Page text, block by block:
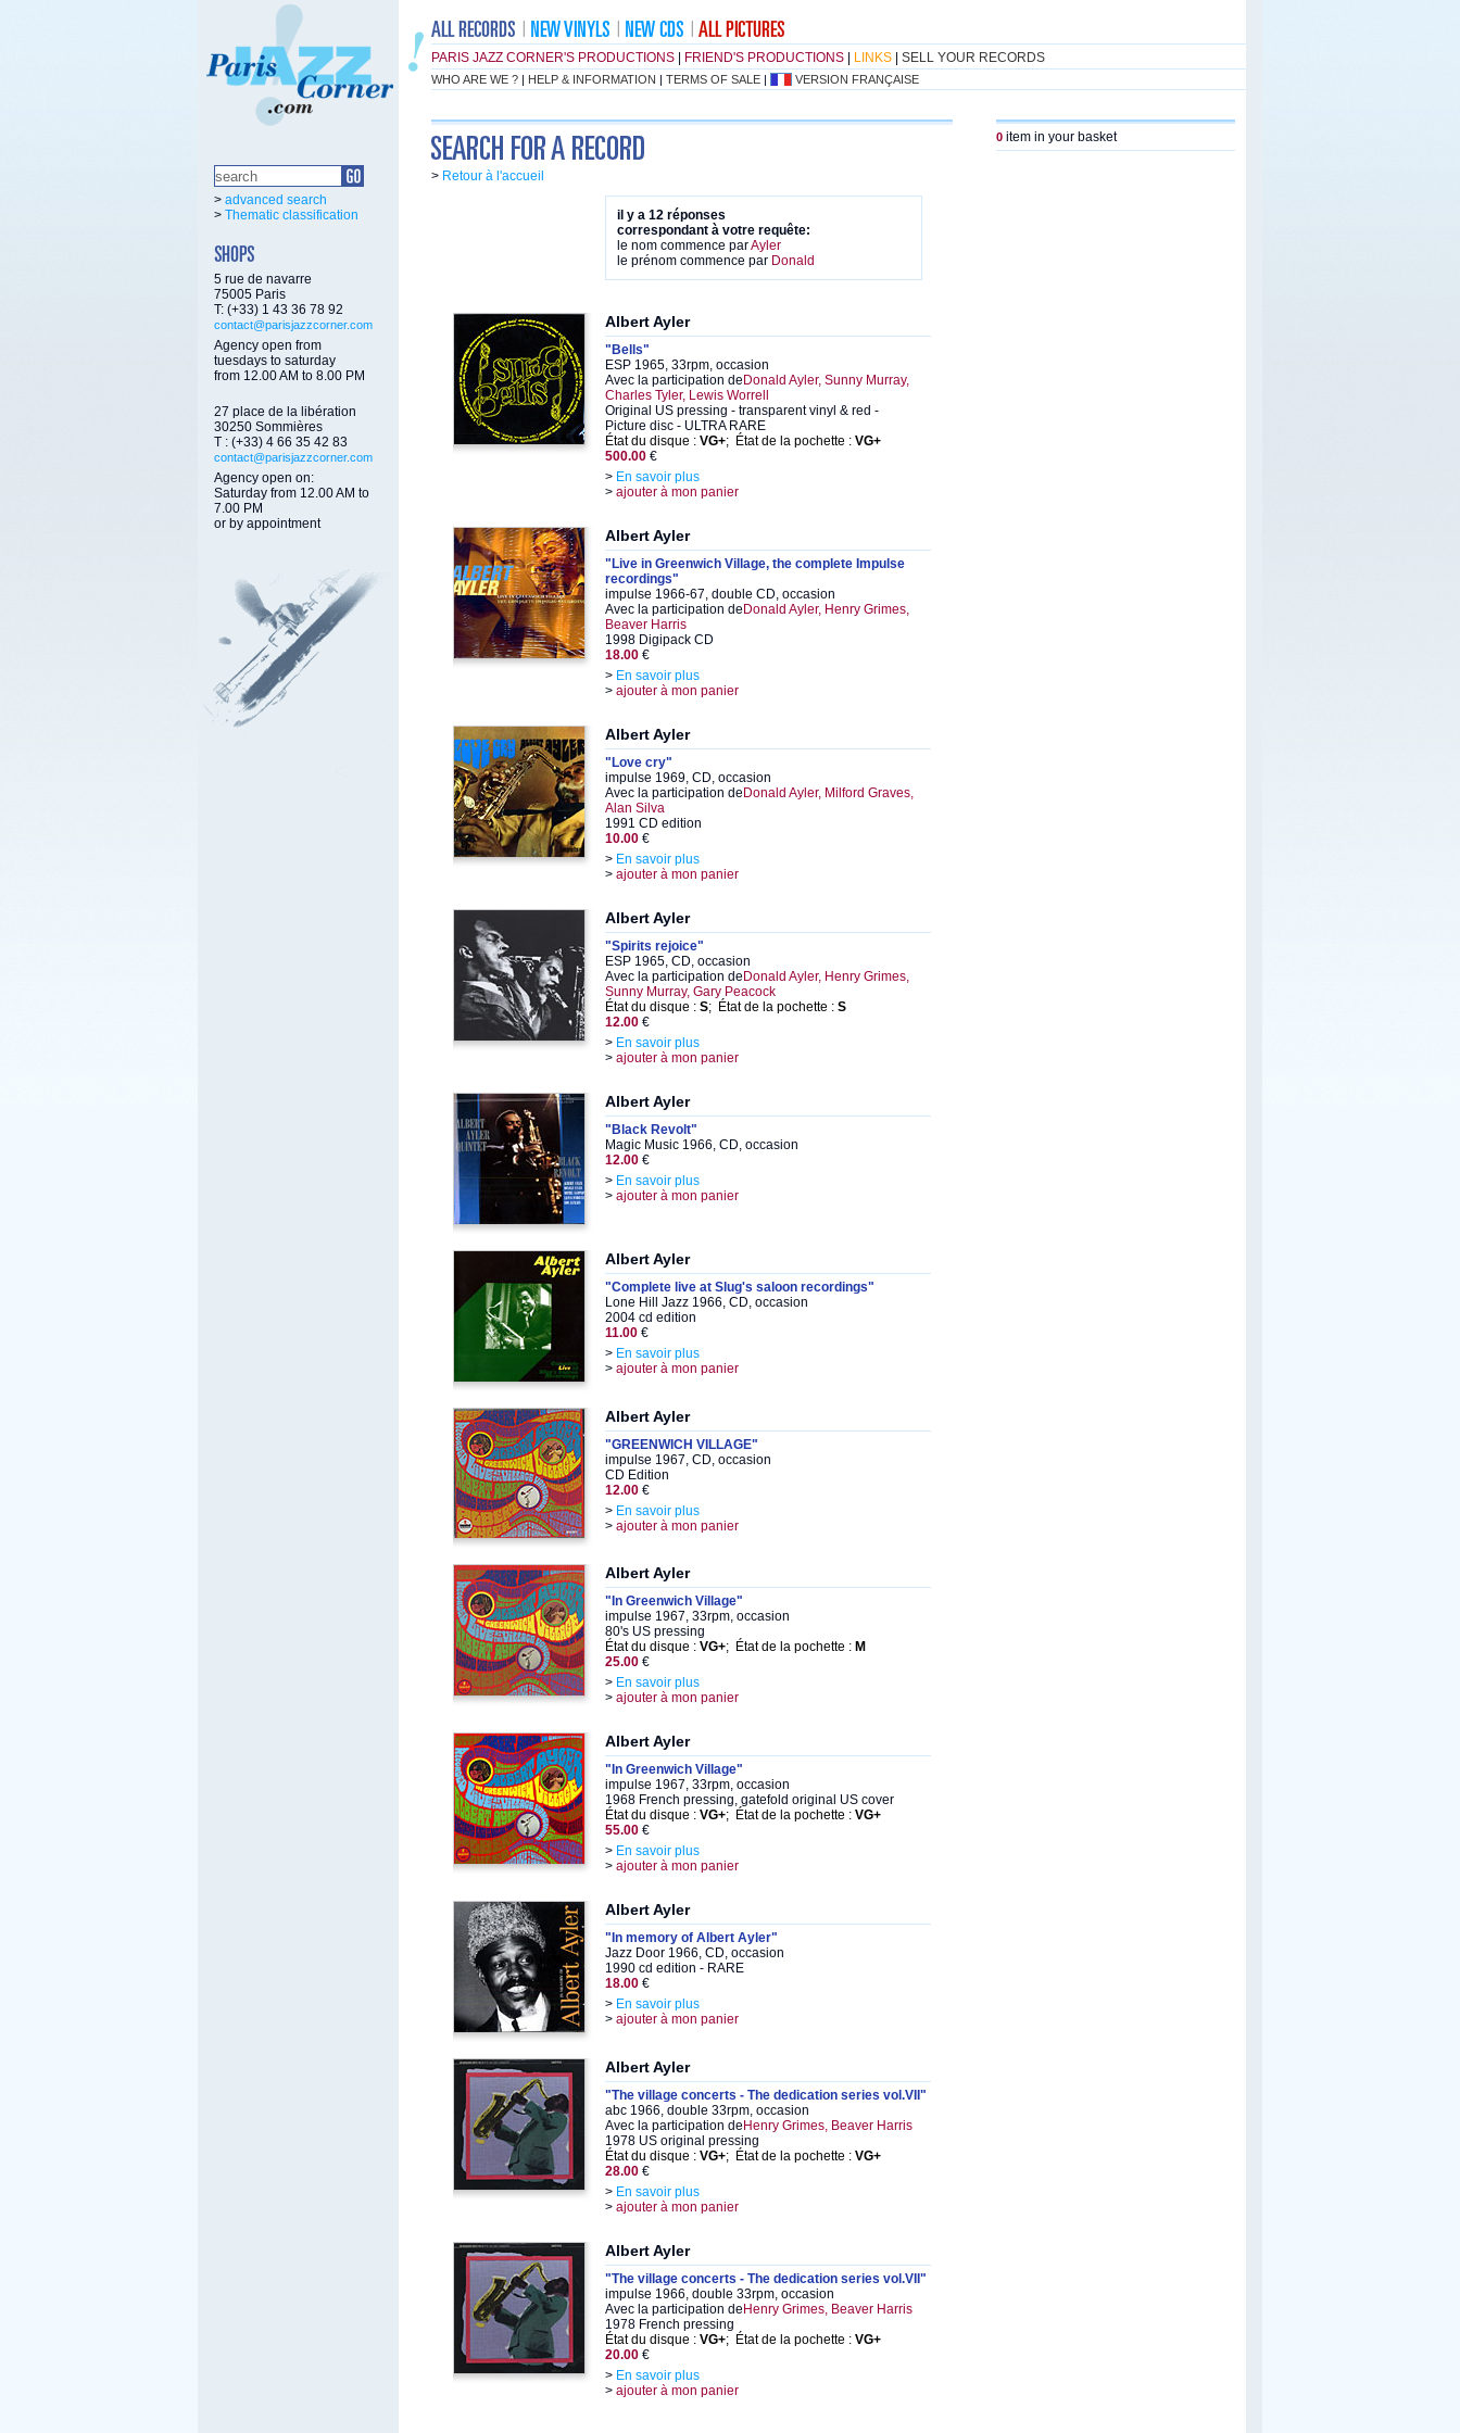
PARIS JAZZ CORNER'S PRODUCTIONS FRIEND'S PRODUCTIONS LINKS SELL YOUR RECORDS
WHO ARE WE ? | HELP & INFORMATION | TERMS OF SALE | VERSION FRANÇAISE
> advanced search
> Thematic classification
5 rue de navarre
75005 Paris
T: (+33) 1 43 36 78 92
contact@parisjazzcorner.com
Agency open from
tuesdays to saturday
from 12.00 AM to 8.00 PM
27 place de la libération
30250 Sommières
T : (+33) 4 66 35 42 83
contact@parisjazzcorner.com
Agency open on:
Saturday from 12.00 AM to
7.00 PM
or by appointment
> Retour à l'accueil
il y a 12 réponses
correspondant à votre requête:
le nom commence parAyler
le prénom commence par Donald
Albert Ayler
"Bells"
ESP 1965, 33rpm, occasion
Avec la participation de Donald Ayler, Sunny Murray,
Charles Tyler, Lewis Worrell
Original US pressing - transparent vinyl & red -
Picture disc - ULTRA RARE
État du disque : VG+; État de la pochette : VG+
500.00 €
> En savoir plus
> ajouter à mon panier
Albert Ayler
"Live in Greenwich Village, the complete Impulse
recordings"
impulse 1966-67, double CD, occasion
Avec la participation de Donald Ayler, Henry Grimes,
Beaver Harris
1998 Digipack CD
18.00 €
> En savoir plus
> ajouter à mon panier
Albert Ayler
"Love cry"
impulse 1969, CD, occasion
Avec la participation de Donald Ayler, Milford Graves,
Alan Silva
1991 CD edition
10.00 €
> En savoir plus
> ajouter à mon panier
Albert Ayler
"Spirits rejoice"
ESP 1965, CD, occasion
Avec la participation de Donald Ayler, Henry Grimes,
Sunny Murray, Gary Peacock
État du disque : S; État de la pochette : S
12.00 €
> En savoir plus
> ajouter à mon panier
Albert Ayler
"Black Revolt"
Magic Music 1966, CD, occasion
12.00 €
> En savoir plus
> ajouter à mon panier
Albert Ayler
"Complete live at Slug's saloon recordings"
Lone Hill Jazz 1966, CD, occasion
2004 cd edition
11.00 €
> En savoir plus
> ajouter à mon panier
Albert Ayler
"GREENWICH VILLAGE"
impulse 1967, CD, occasion
CD Edition
12.00 €
> En savoir plus
> ajouter à mon panier
Albert Ayler
"In Greenwich Village"
impulse 1967, 33rpm, occasion
80's US pressing
État du disque : VG+; État de la pochette : M
25.00 €
> En savoir plus
> ajouter à mon panier
Albert Ayler
"In Greenwich Village"
impulse 1967, 33rpm, occasion
1968 French pressing, gatefold original US cover
État du disque : VG+; État de la pochette : VG+
55.00 €
> En savoir plus
> ajouter à mon panier
Albert Ayler
"In memory of Albert Ayler"
Jazz Door 1966, CD, occasion
1990 cd edition - RARE
18.00 €
> En savoir plus
> ajouter à mon panier
Albert Ayler
"The village concerts - The dedication series vol.VII"
abc 1966, double 33rpm, occasion
Avec la participation de Henry Grimes, Beaver Harris
1978 US original pressing
État du disque : VG+; État de la pochette : VG+
28.00 €
> En savoir plus
> ajouter à mon panier
Albert Ayler
"The village concerts - The dedication series vol.VII"
impulse 1966, double 33rpm, occasion
Avec la participation de Henry Grimes, Beaver Harris
1978 French pressing
État du disque : VG+; État de la pochette : VG+
20.00 €
> En savoir plus
> ajouter à mon panier
0 item in your basket